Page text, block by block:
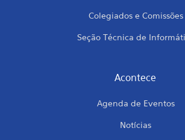
Colegiados e Comissões
Seção Técnica de
Acontece
Agenda de Eventos
Notícias